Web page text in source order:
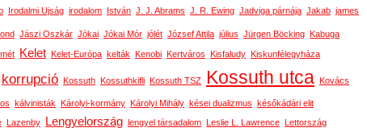
Irodalmi Ujság irodalom István J. J. Abrams J. R. Ewing Jadviga párnája Jakab james
Jászi Oszkár Jókai Jókai Mór jólét József Attila július Jürgen Böcking Kabuga
Kelet Kelet-Európa kelták Kenobi Kertváros Kisfaludy Kiskunfélegyháza
korrupció Kossuth Kossuthkifli Kossuth TSZ Kossuth utca Kovács
kálvinisták Károlyi-kormány Károlyi Mihály kései dualizmus későkádári elit
Lazenby Lengyelország lengyel társadalom Leslie L. Lawrence Lettország